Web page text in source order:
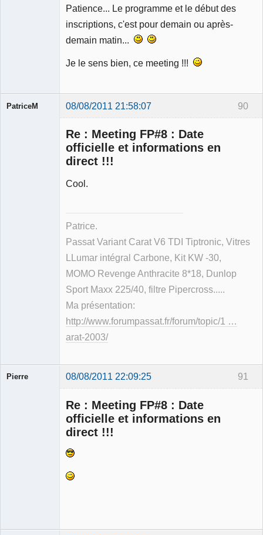
Patience... Le programme et le début des
inscriptions, c'est pour demain ou après-
demain matin...
Je le sens bien, ce meeting !!!
90
PatriceM 08/08/2011 21:58:07
Re : Meeting FP#8 : Date
officielle et informations en
direct !!!
Cool.
Patrice.
Passat Variant Carat V6 TDI Tiptronic, Vitres
LLumar intégral Carbone, Kit KW -30,
MOMO Revenge Anthracite 8*18, Dunlop
Sport Maxx 225/40, filtre Pipercross.....
Ma présentation:
http://www.forumpassat.fr/forum/topic/1 …
arat-2003/
91
Pierre 08/08/2011 22:09:25
Re : Meeting FP#8 : Date
officielle et informations en
direct !!!